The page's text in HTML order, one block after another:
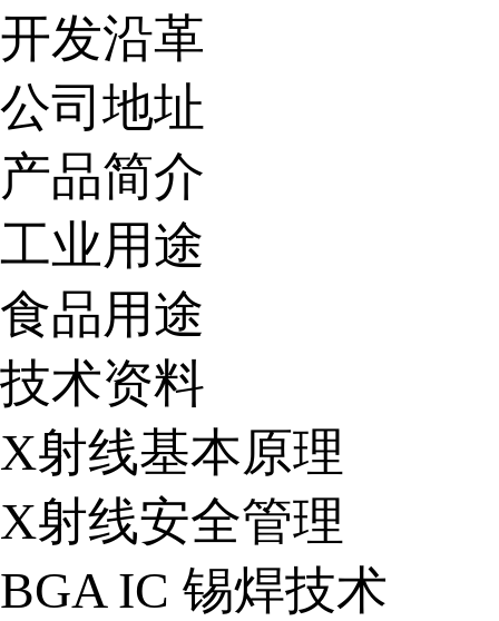
开发沿革
公司地址
产品简介
工业用途
食品用途
技术资料
X射线基本原理
X射线安全管理
BGA IC 锡焊技术